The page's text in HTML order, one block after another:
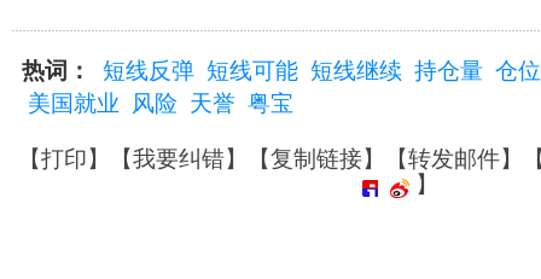
热词： 短线反弹 短线可能 短线继续 持仓量 仓位
美国就业
风险 天誉 粤宝
【打印】【我要纠错】【复制链接】【转发邮件】
】